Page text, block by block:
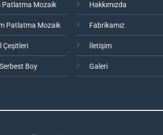
Patlatma Mozaik
Patlatma Mozaik
Çeşitleri
Boy
Hakkımızda
Fabrikamız
İletişim
Galeri